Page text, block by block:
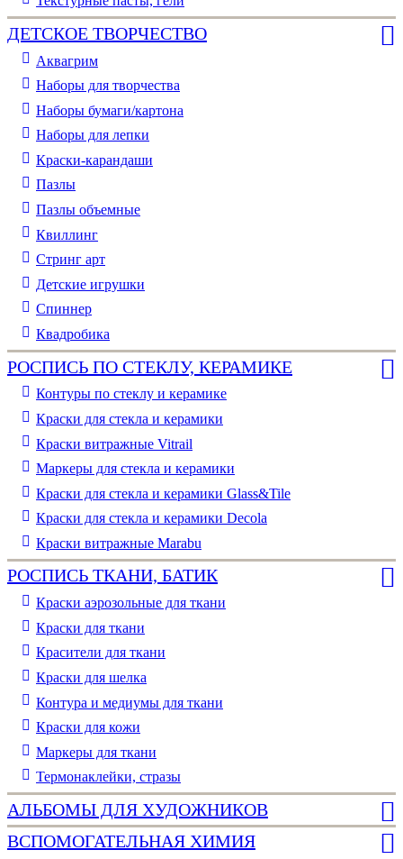
ДЕТСКОЕ ТВОРЧЕСТВО
Аквагрим
Наборы для творчества
Наборы бумаги/картона
Наборы для лепки
Краски-карандаши
Пазлы
Пазлы объемные
Квиллинг
Стринг арт
Детские игрушки
Спиннер
Квадробика
РОСПИСЬ ПО СТЕКЛУ, КЕРАМИКЕ
Контуры по стеклу и керамике
Краски для стекла и керамики
Краски витражные Vitrail
Маркеры для стекла и керамики
Краски для стекла и керамики Glass&Tile
Краски для стекла и керамики Decola
Краски витражные Marabu
РОСПИСЬ ТКАНИ, БАТИК
Краски аэрозольные для ткани
Краски для ткани
Красители для ткани
Краски для шелка
Контура и медиумы для ткани
Краски для кожи
Маркеры для ткани
Термонаклейки, стразы
АЛЬБОМЫ ДЛЯ ХУДОЖНИКОВ
ВСПОМОГАТЕЛЬНАЯ ХИМИЯ